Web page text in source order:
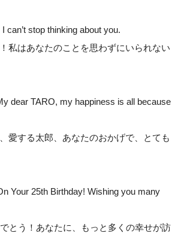
can’t stop thinking about you.
私はあなたのことを思わずにいられない
dear TARO, my happiness is all because
愛する太郎、あなたのおかげで、とても
Your 25th Birthday! Wishing you many
とう！あなたに、もっと多くの幸せが訪